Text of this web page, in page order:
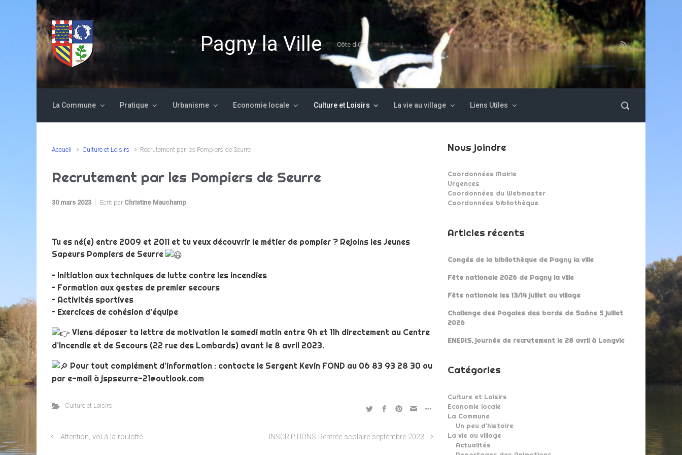
Skip to main content
test
Pagny la Ville Côte d'Or
La Commune Pratique Urbanisme Economie locale Culture et Loisirs La vie au village Liens Utiles
Accueil Culture et Loisirs Recrutement par les Pompiers de Seurre
Recrutement par les Pompiers de Seurre
30 mars 2023 Ecrit par Christine Mauchamp
Tu es né(e) entre 2009 et 2011 et tu veux découvrir le métier de pompier ? Rejoins les Jeunes
Sapeurs Pompiers de Seurre
– Initiation aux techniques de lutte contre les incendies
– Formation aux gestes de premier secours
– Activités sportives
– Exercices de cohésion d’équipe
Viens déposer ta lettre de motivation le samedi matin entre 9h et 11h directement au Centre
d’Incendie et de Secours (22 rue des Lombards) avant le 8 avril 2023.
Pour tout complément d’information : contacte le Sergent Kevin FOND au 06 83 93 28 30 ou
par e-mail à jspseurre-21@outlook.com
Culture et Loisirs
Attention, vol à la roulotte INSCRIPTIONS Rentrée scolaire septembre 2023
Nous joindre
Coordonnées Mairie
Urgences
Coordonnées du Webmaster
Coordonnées bibliothèque
Articles récents
Congés de la bibliothèque de Pagny la ville
Fête nationale 2026 de Pagny la ville
Fête nationale les 13/14 juillet au village
Challenge des Pagaies des bords de Saône 5 juillet
2026
ENEDIS, journée de recrutement le 28 avril à Longvic
Catégories
Culture et Loisirs
Economie locale
La Commune
Un peu d'histoire
La vie au village
Actualités